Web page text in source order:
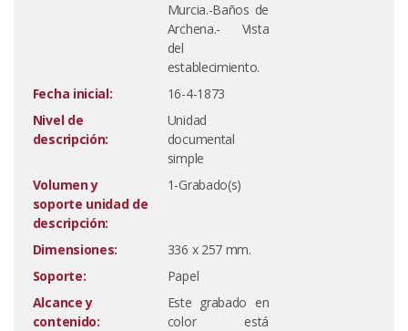
Murcia.-Baños de
Archena.- Vista
del
establecimiento.
Fecha inicial:
16-4-1873
Nivel de
descripción:
Unidad
documental
simple
Volumen y
soporte unidad de
descripción:
1-Grabado(s)
Dimensiones:
336 x 257 mm.
Soporte:
Papel
Alcance y
contenido:
Este grabado en
color está